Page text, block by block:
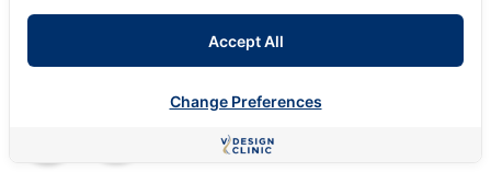
ปรึกษาออนไลน์ฟรี
Accept All
Change Preferences